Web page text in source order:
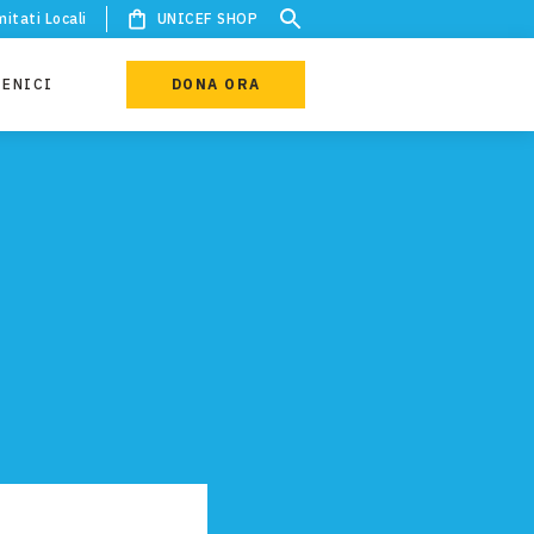
Locali UNICEF SHOP
DONA ORA